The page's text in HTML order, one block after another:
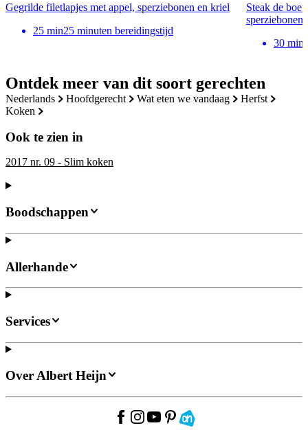
Ontdek meer van dit soort gerechten
nederlands hoofdgerecht wat eten we vandaag
herfst
koken
Ook te zien in
2017 nr. 09 - Slim koken
Gegrilde filetlapjes met appel, sperziebonen en kriel
25 min25 minuten bereidingstijd
Steak de
sperziebonen
30 min
Boodschappen
Allerhande
Services
Over Albert Heijn